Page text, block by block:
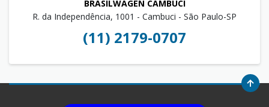
BRASILWAGEN CAMBUCI
R. da Independência, 1001 - Cambuci - São Paulo-SP
(11) 2179-0707